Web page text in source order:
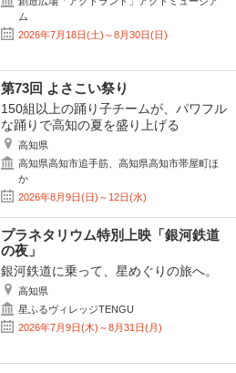
ム
2026年7月18日(土)～8月30日(日)
第73回 よさこい祭り
150組以上の踊り子チームが、パワフル
な踊りで高知の夏を盛り上げる
高知県
高知県高知市追手筋、高知県高知市帯屋町ほ
か
2026年8月9日(日)～12日(水)
プラネタリウム特別上映「銀河鉄道
の夜」
銀河鉄道に乗って、星めぐりの旅へ。
高知県
星ふるヴィレッジTENGU
2026年7月9日(木)～8月31日(月)